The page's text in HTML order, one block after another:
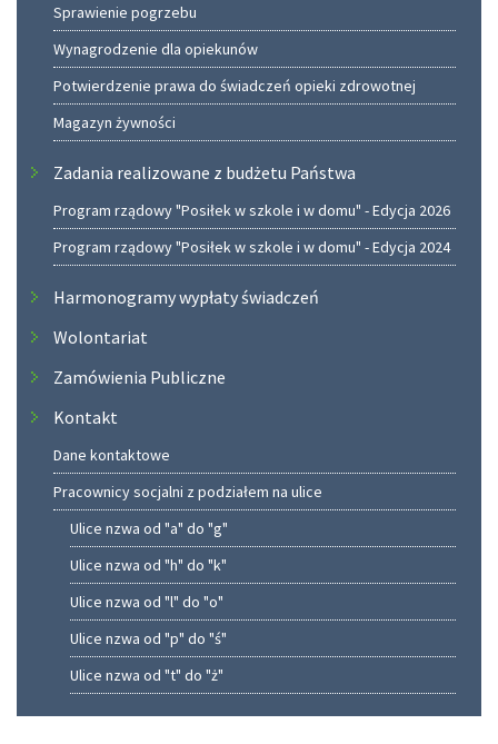
Sprawienie pogrzebu
Wynagrodzenie dla opiekunów
Potwierdzenie prawa do świadczeń opieki zdrowotnej
Magazyn żywności
Zadania realizowane z budżetu Państwa
Program rządowy "Posiłek w szkole i w domu" - Edycja 2026
Program rządowy "Posiłek w szkole i w domu" - Edycja 2024
Harmonogramy wypłaty świadczeń
Wolontariat
Zamówienia Publiczne
Kontakt
Dane kontaktowe
Pracownicy socjalni z podziałem na ulice
Ulice nzwa od "a" do "g"
Ulice nzwa od "h" do "k"
Ulice nzwa od "l" do "o"
Ulice nzwa od "p" do "ś"
Ulice nzwa od "t" do "ż"